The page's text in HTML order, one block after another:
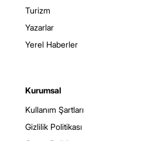
Turizm
Yazarlar
Yerel Haberler
Kurumsal
Kullanım Şartları
Gizlilik Politikası